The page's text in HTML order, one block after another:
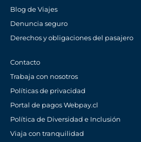
Blog de Viajes
Denuncia seguro
Derechos y obligaciones del pasajero
Contacto
Trabaja con nosotros
Políticas de privacidad
Portal de pagos Webpay.cl
Política de Diversidad e Inclusión
Viaja con tranquilidad